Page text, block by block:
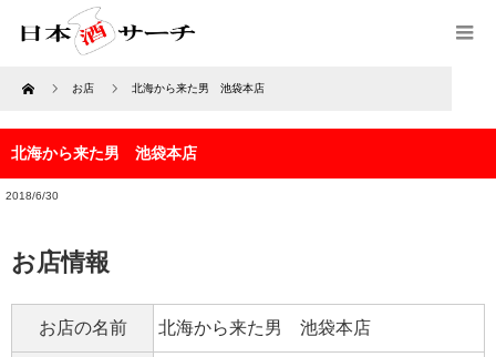
Home お店 北海から来た男 池袋本店
北海から来た男 池袋本店
2018/6/30
お店情報
お店の名前 北海から来た男 池袋本店